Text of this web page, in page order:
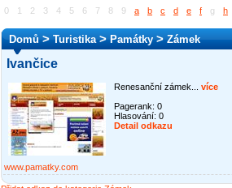
0 1 2 3 4 5 6 7 8 9 a b c d e f g h
Domů>Turistika>Památky>Zámek
Ivančice
Renesanční zámek...
více
Pagerank: 0
Hlasování: 0
Detail odkazu
www.pamatky.com